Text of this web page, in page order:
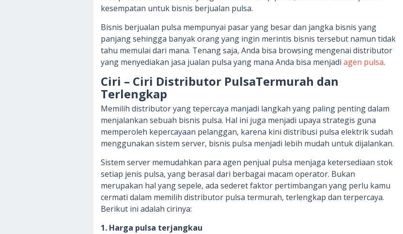
kesempatan untuk bisnis berjualan pulsa.
Bisnis berjualan pulsa mempunyai pasar yang besar dan jangka bisnis yang
panjang sehingga banyak orang yang ingin merintis bisnis tersebut namun tidak
tahu memulai dari mana. Tenang saja, Anda bisa browsing mengenai distributor
yang menyediakan jasa jualan pulsa yang mana Anda bisa menjadi agen pulsa.
Ciri – Ciri Distributor PulsaTermurah dan
Terlengkap
Memilih distributor yang tepercaya manjadi langkah yang paling penting dalam
menjalankan sebuah bisnis pulsa. Hal ini juga menjadi upaya strategis guna
memperoleh kepercayaan pelanggan, karena kini distribusi pulsa elektrik sudah
menggunakan sistem server, bisnis pulsa menjadi lebih mudah untuk dijalankan.
Sistem server memudahkan para agen penjual pulsa menjaga ketersediaan stok
setiap jenis pulsa, yang berasal dari berbagai macam operator. Bukan
merupakan hal yang sepele, ada sederet faktor pertimbangan yang perlu kamu
cermati dalam memilih distributor pulsa termurah, terlengkap dan terpercaya.
Berikut ini adalah cirinya:
1. Harga pulsa terjangkau